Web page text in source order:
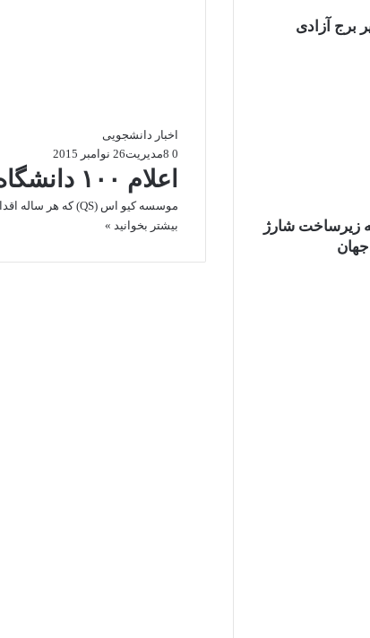
اخبار دانشجویی
مدیریت26 نوامبر 2015 0
اعلام ۱۰۰ دانشگاه برتر زیر ۵۰ سال جهان
موسسه کیو اس (QS) که هر ساله اقدام به رتبه بندی دانشگاه های برتر زیر 50 سال دنیا می کند،…
بیشتر بخوانید »
برج آزادی
زیرساخت شارژ